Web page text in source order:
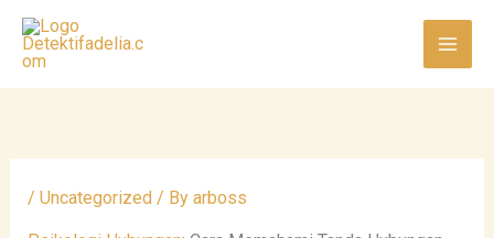
content
/ Uncategorized / By arboss